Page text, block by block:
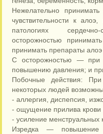
Нежелательно
чувствительности к
патологиях
осторожностью
принимать препараты
С осторожностью — при
повышению давления; и
Побочные действия:
некоторых людей
- аллергия, диспепсия,
- ощущение прилива крови
- усиление менструальных
Изредка —